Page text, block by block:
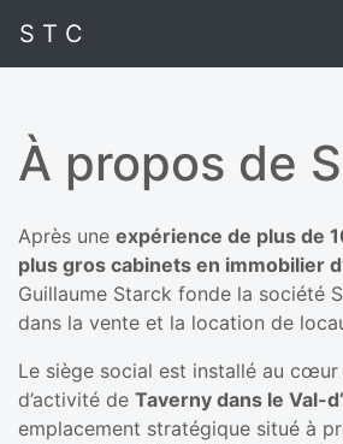
S T C
À propos de
Après une expérience de plus de
plus gros cabinets en immobilier
Guillaume Starck fonde la société
dans la vente et la location de
Le siège social est installé au
d’activité de Taverny dans le Val-
emplacement stratégique situé à